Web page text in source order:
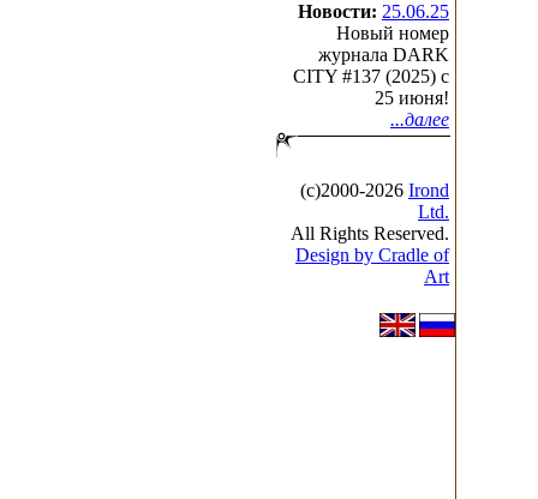
Новости: 25.06.25
Новый номер
журнала DARK
CITY #137 (2025) c
25 июня!
...далее
(с)2000-2026 Irond
Ltd.
All Rights Reserved.
Design by Cradle of
Art